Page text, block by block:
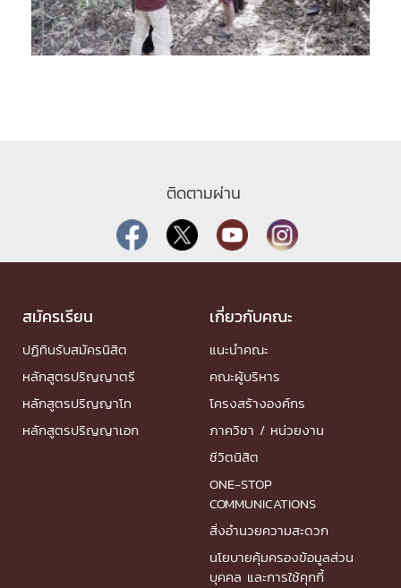
ติดตามผ่าน
สมัครเรียน
ปฏิทินรับสมัครนิสิต
หลักสูตรปริญญาตรี
หลักสูตรปริญญาโท
หลักสูตรปริญญาเอก
เกี่ยวกับคณะ
แนะนำคณะ
คณะผู้บริหาร
โครงสร้างองค์กร
ภาควิชา / หน่วยงาน
ชีวิตนิสิต
ONE-STOP
COMMUNICATIONS
สิ่งอำนวยความสะดวก
นโยบายคุ้มครองข้อมูลส่วน
บุคคล และการใช้คุกกี้